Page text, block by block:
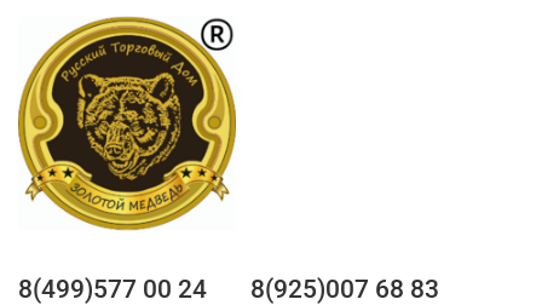
8(499)577 00 24
8(925)007 68 83